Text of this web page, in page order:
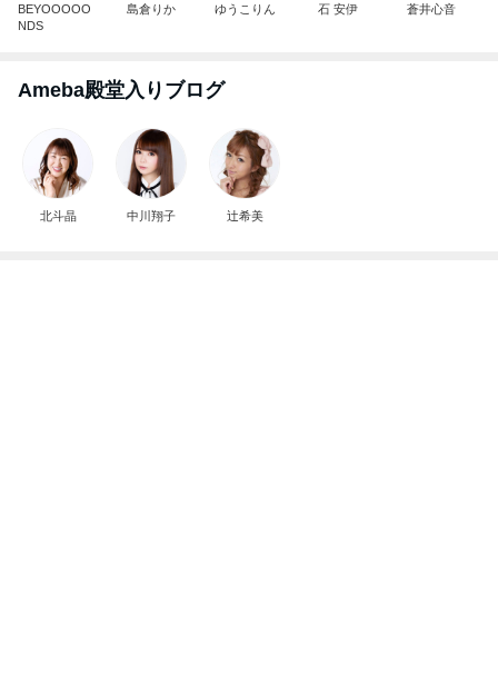
BEYOOOOO
NDS
島倉りか ゆうこりん 石 安伊 蒼井心音
Ameba殿堂入りブログ
北斗晶 中川翔子 辻希美